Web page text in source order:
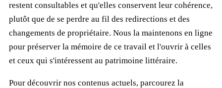
restent consultables et qu'elles conservent leur cohérence,
plutôt que de se perdre au fil des redirections et des
changements de propriétaire. Nous la maintenons en ligne
pour préserver la mémoire de ce travail et l'ouvrir à celles
et ceux qui s'intéressent au patrimoine littéraire.
Pour découvrir nos contenus actuels, parcourez la